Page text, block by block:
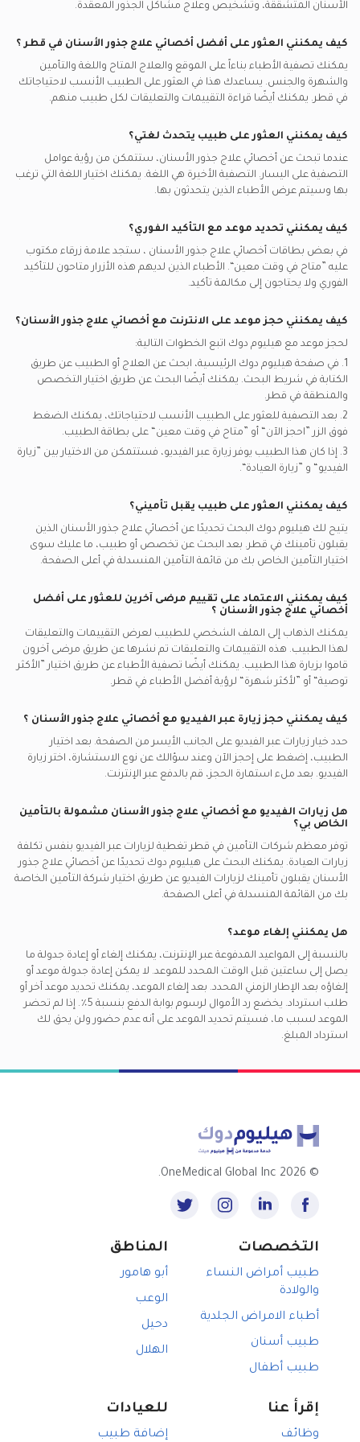
أفضل أطباء القلب في الدوحة
أفضل أخصائيين أمراض الصدر في الدوحة
أفضل اطباء باطنية في الدوحة
تنظيف الأسنان, الدوحة
إزالة القنوات المتكلسة, الدوحة
علاج لب الأسنان اللبنية, الدوحة
اكتشاف القنوات الصغيرة, الدوحة
التهابات لب الأسنان, الدوحة
اس او اس العالمية يدعم تأمين أخصائيين علاج جذور الأسنان
غلوب مد قطر يدعم تأمين أخصائيين علاج جذور الأسنان
كونيكس يدعم تأمين أخصائيين علاج جذور الأسنان
ميريديان كير يدعم تأمين أخصائيين علاج جذور الأسنان
ناو هيلث يدعم تأمين أخصائيين علاج جذور الأسنان
المظلة يدعم تأمين أخصائيين علاج جذور الأسنان
مكالمات الفيديو مع أطباء القلب
مكالمات الفيديو مع اطباء باطنية
الأسنان المتشققة، وتشخيص وعلاج مشاكل الجذور المعقدة.
كيف يمكنني العثور على أفضل أخصائي علاج جذور الأسنان في قطر ؟
يمكنك تصفية الأطباء بناءاً على الموقع والعلاج المتاح واللغة والتأمين
والشهرة والجنس. يساعدك هذا في العثور على الطبيب الأنسب لاحتياجاتك
في قطر. يمكنك أيضًا قراءة التقييمات والتعليقات لكل طبيب منهم.
كيف يمكنني العثور على طبيب يتحدث لغتي؟
عندما تبحث عن أخصائي علاج جذور الأسنان، ستتمكن من رؤية عوامل
التصفية على اليسار. التصفية الأخيرة هي اللغة. يمكنك اختيار اللغة التي ترغب
بها وسيتم عرض الأطباء الذين يتحدثون بها.
كيف يمكنني تحديد موعد مع التأكيد الفوري؟
في بعض بطاقات أخصائي علاج جذور الأسنان ، ستجد علامة زرقاء مكتوب
عليه ”متاح في وقت معين“. الأطباء الذين لديهم هذه الأزرار متاحون للتأكيد
الفوري ولا يحتاجون إلى مكالمة تأكيد.
كيف يمكنني حجز موعد على الانترنت مع أخصائي علاج جذور الأسنان؟
لحجز موعد مع هيليوم دوك اتبع الخطوات التالية:
1. في صفحة هيليوم دوك الرئيسية، ابحث عن العلاج أو الطبيب عن طريق
الكتابة في شريط البحث. يمكنك أيضًا البحث عن طريق اختيار التخصص
والمنطقة في قطر.
2. بعد التصفية للعثور على الطبيب الأنسب لاحتياجاتك، يمكنك الضغط
فوق الزر ”احجز الآن“ أو ”متاح في وقت معين“ على بطاقة الطبيب.
3. إذا كان هذا الطبيب يوفر زيارة عبر الفيديو، فستتمكن من الاختيار بين ”زيارة
الفيديو“ و ”زيارة العيادة“.
كيف يمكنني العثور على طبيب يقبل تأميني؟
يتيح لك هيليوم دوك البحث تحديدًا عن أخصائي علاج جذور الأسنان الذين
يقبلون تأمينك في قطر. بعد البحث عن تخصص أو طبيب، ما عليك سوى
اختيار التأمين الخاص بك من قائمة التأمين المنسدلة في أعلى الصفحة.
كيف يمكنني الاعتماد على تقييم مرضى آخرين للعثور على أفضل
أخصائي علاج جذور الأسنان ؟
يمكنك الذهاب إلى الملف الشخصي للطبيب لعرض التقييمات والتعليقات
لهذا الطبيب. هذه التقييمات والتعليقات تم نشرها عن طريق مرضى آخرون
قاموا بزيارة هذا الطبيب. يمكنك أيضًا تصفية الأطباء عن طريق اختيار ”الأكثر
توصية“ أو ”لأكثر شهرة“ لرؤية أفضل الأطباء في قطر.
كيف يمكنني حجز زيارة عبر الفيديو مع أخصائي علاج جذور الأسنان ؟
حدد خيار زيارات عبر الفيديو على الجانب الأيسر من الصفحة. بعد اختيار
الطبيب، إضغط على إحجز الآن وعند سؤالك عن نوع الاستشارة، اختر زيارة
الفيديو. بعد ملء استمارة الحجز، قم بالدفع عبر الإنترنت.
هل زيارات الفيديو مع أخصائي علاج جذور الأسنان مشمولة بالتأمين
الخاص بي؟
توفر معظم شركات التأمين في قطر تغطية لزيارات عبر الفيديو بنفس تكلفة
زيارات العيادة. يمكنك البحث على هيليوم دوك تحديدًا عن أخصائي علاج جذور
الأسنان يقبلون تأمينك لزيارات الفيديو عن طريق اختيار شركة التأمين الخاصة
بك من القائمة المنسدلة في أعلى الصفحة.
هل يمكنني إلغاء موعد؟
بالنسبة إلى المواعيد المدفوعة عبر الإنترنت، يمكنك إلغاء أو إعادة جدولة ما
يصل إلى ساعتين قبل الوقت المحدد للموعد. لا يمكن إعادة جدولة موعد أو
إلغاؤه بعد الإطار الزمني المحدد. بعد إلغاء الموعد، يمكنك تحديد موعد آخر أو
طلب استرداد. يخضع رد الأموال لرسوم بوابة الدفع بنسبة 5٪. إذا لم تحضر
الموعد لسبب ما، فسيتم تحديد الموعد على أنه عدم حضور ولن يحق لك
استرداد المبلغ.
©
2026 OneMedical Global Inc.
التخصصات
طبيب أمراض النساء
والولادة
أطباء الامراض الجلدية
طبيب أسنان
طبيب أطفال
المناطق
أبو هامور
الوعب
دحيل
الهلال
إقرأ عنا
وظائف
للعيادات
إضافة طبيب